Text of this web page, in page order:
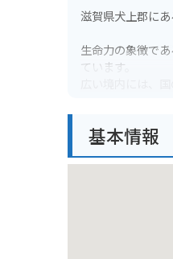
滋賀県犬上郡に
生命力の象徴で
ています。
広い境内には、
バイクで訪れる
基本情報